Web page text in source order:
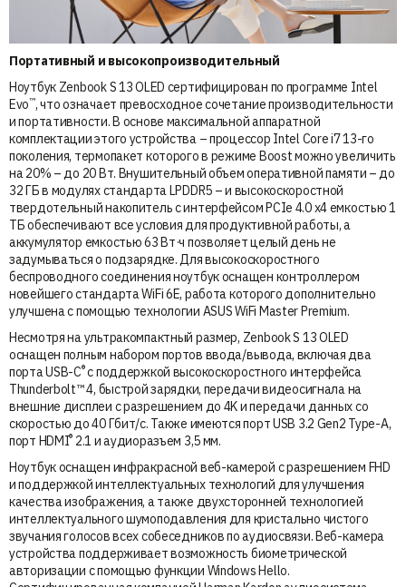
Портативный и высокопроизводительный
Ноутбук Zenbook S 13 OLED сертифицирован по программе Intel
Evo™, что означает превосходное сочетание производительности
и портативности. В основе максимальной аппаратной
комплектации этого устройства – процессор Intel Core i7 13-го
поколения, термопакет которого в режиме Boost можно увеличить
на 20% – до 20 Вт. Внушительный объем оперативной памяти – до
32 ГБ в модулях стандарта LPDDR5 – и высокоскоростной
твердотельный накопитель с интерфейсом PCIe 4.0 x4 емкостью 1
ТБ обеспечивают все условия для продуктивной работы, а
аккумулятор емкостью 63 Вт·ч позволяет целый день не
задумываться о подзарядке. Для высокоскоростного
беспроводного соединения ноутбук оснащен контроллером
новейшего стандарта WiFi 6E, работа которого дополнительно
улучшена с помощью технологии ASUS WiFi Master Premium.
Несмотря на ультракомпактный размер, Zenbook S 13 OLED
оснащен полным набором портов ввода/вывода, включая два
порта USB-C®с поддержкой высокоскоростного интерфейса
Thunderbolt™ 4, быстрой зарядки, передачи видеосигнала на
внешние дисплеи с разрешением до 4K и передачи данных со
скоростью до 40 Гбит/с. Также имеются порт USB 3.2 Gen2 Type-A,
порт HDMI® 2.1 и аудиоразъем 3,5 мм.
Ноутбук оснащен инфракрасной веб-камерой с разрешением FHD
и поддержкой интеллектуальных технологий для улучшения
качества изображения, а также двухсторонней технологией
интеллектуального шумоподавления для кристально чистого
звучания голосов всех собеседников по аудиосвязи. Веб-камера
устройства поддерживает возможность биометрической
авторизации с помощью функции Windows Hello.